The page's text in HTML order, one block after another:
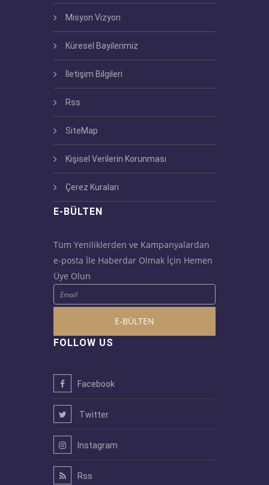
Misyon Vizyon
Küresel Bayilerimiz
İletişim Bilgileri
Rss
SiteMap
Kişisel Verilerin Korunması
Çerez Kuraları
E-BÜLTEN
Tüm Yeniliklerden ve Kampanyalardan
e-posta İle Haberdar Olmak İçin Hemen
Üye Olun
E-BÜLTEN
FOLLOW US
Facebook
Twitter
Instagram
Rss